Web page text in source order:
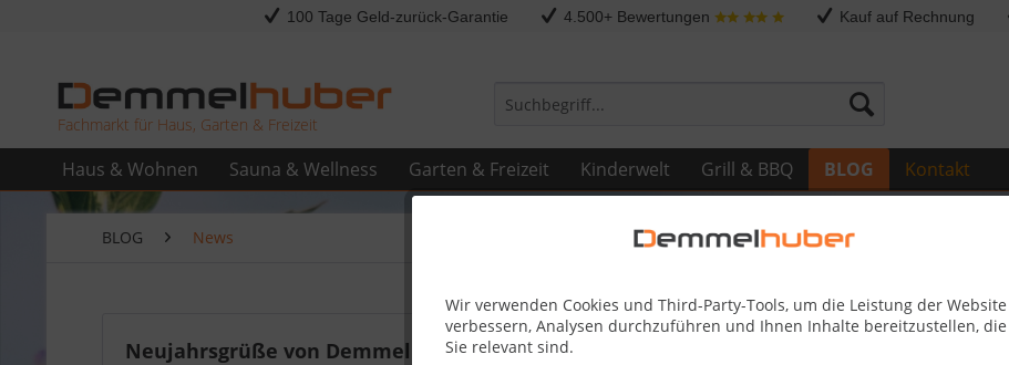
100 Tage Geld-zurück-Garantie 4.500+ Bewertungen Kauf auf Rechnung
Fachmarkt für Haus, Garten & Freizeit
Haus & Wohnen Sauna & Wellness Garten & Freizeit Kinderwelt Grill & BBQ BLOG Kontakt
Wir verwenden Cookies und Third-Party-Tools, um die Leistung der
verbessern, Analysen durchzuführen und Ihnen Inhalte bereitzustellen,
Sie relevant sind.
BLOG News
Neujahrsgrüße von Demmelhuber: Ein gesundes und glückliches 2024!